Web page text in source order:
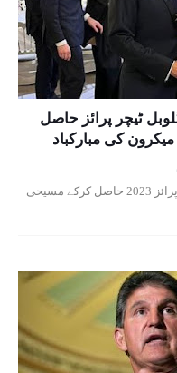
ٹیچر پرائز حاصل
کی مبارکباد
فخرِ مسیحی قوم سسٹر زیف نے گلوبل ٹیچر پرائز 2023 حاصل کرکے مسیحی